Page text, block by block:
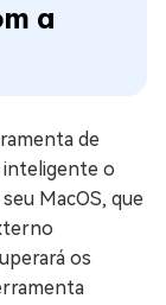
a
de
inteligente o
MacOS, que
os